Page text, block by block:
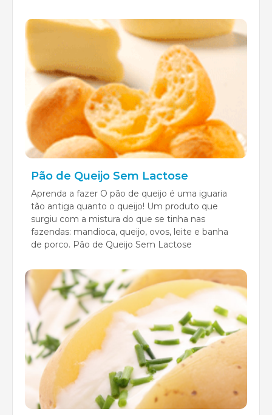
Pão de Queijo Sem Lactose
Aprenda a fazer O pão de queijo é uma iguaria
tão antiga quanto o queijo! Um produto que
surgiu com a mistura do que se tinha nas
fazendas: mandioca, queijo, ovos, leite e banha
de porco. Pão de Queijo Sem Lactose